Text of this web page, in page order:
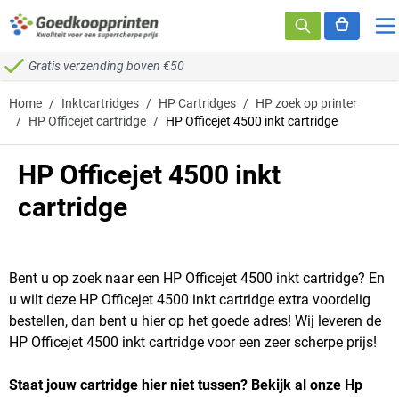
Ga naar de inhoud
Gratis verzending boven €50
Home / Inktcartridges / HP Cartridges / HP zoek op printer
/ HP Officejet cartridge / HP Officejet 4500 inkt cartridge
HP Officejet 4500 inkt
cartridge
Bent u op zoek naar een HP Officejet 4500 inkt cartridge? En
u wilt deze HP Officejet 4500 inkt cartridge extra voordelig
bestellen, dan bent u hier op het goede adres! Wij leveren de
HP Officejet 4500 inkt cartridge voor een zeer scherpe prijs!
Staat jouw cartridge hier niet tussen? Bekijk al onze Hp